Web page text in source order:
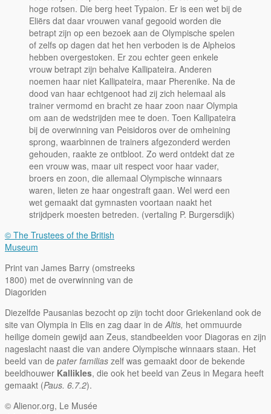
hoge rotsen. Die berg heet Typaion. Er is een wet bij de
Eliërs dat daar vrouwen vanaf gegooid worden die
betrapt zijn op een bezoek aan de Olympische spelen
of zelfs op dagen dat het hen verboden is de Alpheios
hebben overgestoken. Er zou echter geen enkele
vrouw betrapt zijn behalve Kallipateira. Anderen
noemen haar niet Kallipateira, maar Pherenike. Na de
dood van haar echtgenoot had zij zich helemaal als
trainer vermomd en bracht ze haar zoon naar Olympia
om aan de wedstrijden mee te doen. Toen Kallipateira
bij de overwinning van Peisidoros over de omheining
sprong, waarbinnen de trainers afgezonderd werden
gehouden, raakte ze ontbloot. Zo werd ontdekt dat ze
een vrouw was, maar uit respect voor haar vader,
broers en zoon, die allemaal Olympische winnaars
waren, lieten ze haar ongestraft gaan. Wel werd een
wet gemaakt dat gymnasten voortaan naakt het
strijdperk moesten betreden. (vertaling P. Burgersdijk)
© The Trustees of the British
Museum
Print van James Barry (omstreeks
1800) met de overwinning van de
Diagoriden
Diezelfde Pausanias bezocht op zijn tocht door Griekenland ook de
site van Olympia in Elis en zag daar in deAltis, het ommuurde
heilige domein gewijd aan Zeus, standbeelden voor Diagoras en zijn
nageslacht naast die van andere Olympische winnaars staan. Het
beeld van de pater familias zelf was gemaakt door de bekende
beeldhouwer Kallikles, die ook het beeld van Zeus in Megara heeft
gemaakt (Paus. 6.7.2).
© Alienor.org, Le Musée